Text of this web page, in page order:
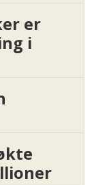
er
i